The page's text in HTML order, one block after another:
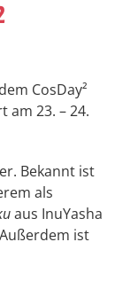
CosDay²
am 23. – 24.
Bekannt ist
als
aus InuYasha
ist